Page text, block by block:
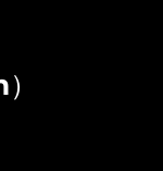
送达日期